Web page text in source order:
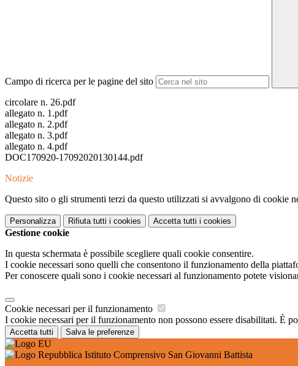
Campo di ricerca per le pagine del sito
circolare n. 26.pdf
allegato n. 1.pdf
allegato n. 2.pdf
allegato n. 3.pdf
allegato n. 4.pdf
DOC170920-17092020130144.pdf
Notizie
Questo sito o gli strumenti terzi da questo utilizzati si avvalgono di cookie
Personalizza Rifiuta tutti i cookies Accetta tutti i cookies
Gestione cookie
In questa schermata è possibile scegliere quali cookie consentire.
I cookie necessari sono quelli che consentono il funzionamento della
Per conoscere quali sono i cookie necessari al funzionamento potete
Cookie necessari per il funzionamento
I cookie necessari per il funzionamento non possono essere disabilitati. È
Accetta tutti Salva le preferenze
Istituto Comprensivo San Giovanni Battista